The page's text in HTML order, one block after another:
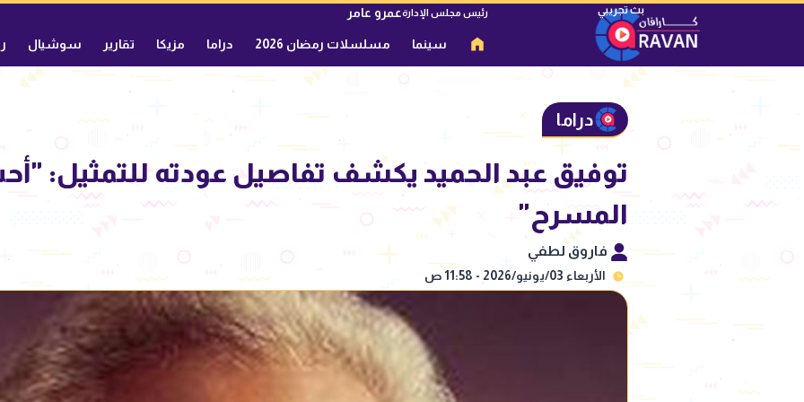
رئيس مجلس الإدارةعمرو عامر
سينما مسلسلات رمضان 2026 دراما مزيكا تقارير سوشيال
دراما
توفيق عبد الحميد يكشف تفاصيل عودته للتمثيل:
المسرح"
فاروق لطفي
الأربعاء 03/يونيو/2026 - 11:58 ص